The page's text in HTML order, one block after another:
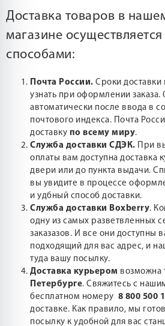
Доставка товаров в
магазине
способами:
Почта России. Сроки доставки
узнать при оформлении заказа.
автоматически после ввода в
почтового индекса. Почта
доставку по всему миру.
Служба доставки СДЭК. При
оплаты вам доступна доставка
двери или до пункта выдачи.
вы увидите в процессе
и удбный способ доставки.
Служба доставки Boxberry.
одну из самых разветвленных
заказазов. И все они доступны
подходящий для вас адрес, и
туда вашу посылку.
Доставка курьером возможна
Петербурге. Свяжитесь с
бесплатном номеру 8 800 500
доставке. Как правило, мы
посылку к удобной для вас